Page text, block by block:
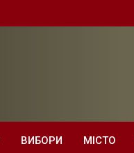
ВИБОРИ МІСТО